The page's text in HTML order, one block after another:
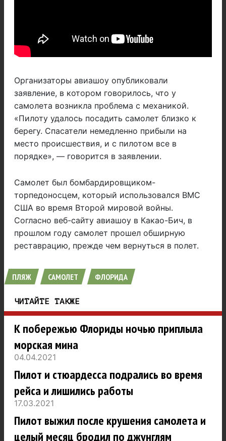
Организаторы авиашоу опубликовали
заявление, в котором говорилось, что у
самолета возникла проблема с механикой.
«Пилоту удалось посадить самолет близко к
берегу. Спасатели немедленно прибыли на
место происшествия, и с пилотом все в
порядке», — говорится в заявлении.
Самолет был бомбардировщиком-
торпедоносцем, который использовался ВМС
США во время Второй мировой войны.
Согласно веб-сайту авиашоу в Какао-Бич, в
прошлом году самолет прошел обширную
реставрацию, прежде чем вернуться в полет.
ПЛЯЖ САМОЛЕТ ФЛОРИДА
ЧИТАЙТЕ ТАКЖЕ
К побережью Флориды ночью приплыла
морская мина
04.04.2021
Пилот и стюардесса подрались во время
рейса и лишились работы
17.03.2021
Пилот выжил после крушения самолета и
целый месяц бродил по джунглям